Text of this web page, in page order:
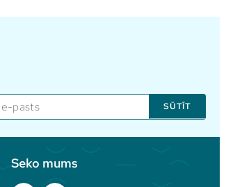
SŪTĪT
Seko mums